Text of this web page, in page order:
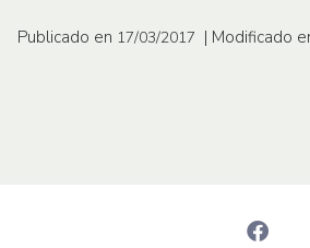
Publicado en 17/03/2017 | Modificado